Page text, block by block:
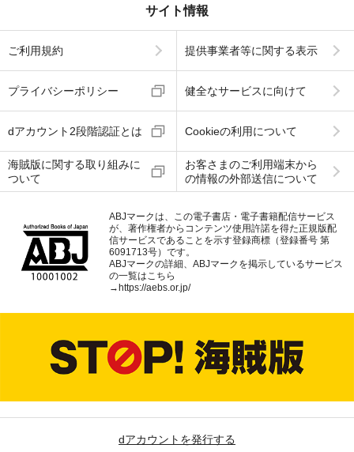
サイト情報
ご利用規約 提供事業者等に関する表示
プライバシーポリシー 健全なサービスに向けて
dアカウント2段階認証とは Cookieの利用について
海賊版に関する取り組みに
ついて
お客さまのご利用端末から
の情報の外部送信について
ABJマークは、この電子書店・電子書籍配信サービス
が、著作権者からコンテンツ使用許諾を得た正規版配
信サービスであることを示す登録商標（登録番号 第
6091713号）です。
ABJマークの詳細、ABJマークを掲示しているサービス
の一覧はこちら
→ https://aebs.or.jp/
dアカウントを発行する